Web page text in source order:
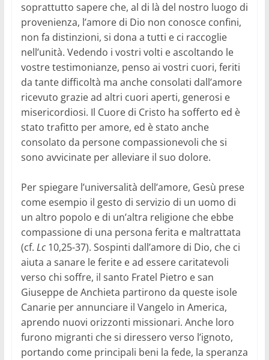
soprattutto sapere che, al di là del nostro luogo di
provenienza, l’amore di Dio non conosce confini,
non fa distinzioni, si dona a tutti e ci raccoglie
nell’unità. Vedendo i vostri volti e ascoltando le
vostre testimonianze, penso ai vostri cuori, feriti
da tante difficoltà ma anche consolati dall’amore
ricevuto grazie ad altri cuori aperti, generosi e
misericordiosi. Il Cuore di Cristo ha sofferto ed è
stato trafitto per amore, ed è stato anche
consolato da persone compassionevoli che si
sono avvicinate per alleviare il suo dolore.
Per spiegare l’universalità dell’amore, Gesù prese
come esempio il gesto di servizio di un uomo di
un altro popolo e di un’altra religione che ebbe
compassione di una persona ferita e maltrattata
(cf. Lc10,25-37). Sospinti dall’amore di Dio, che ci
aiuta a sanare le ferite e ad essere caritatevoli
verso chi soffre, il santo Fratel Pietro e san
Giuseppe de Anchieta partirono da queste isole
Canarie per annunciare il Vangelo in America,
aprendo nuovi orizzonti missionari. Anche loro
furono migranti che si diressero verso l’ignoto,
portando come principali beni la fede, la speranza